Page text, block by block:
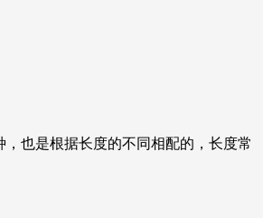
，也是根据长度的不同相配的，长度常